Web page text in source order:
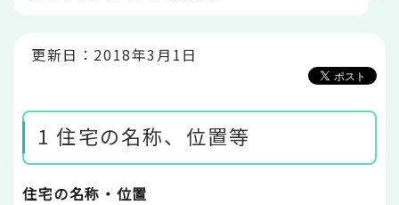
更新日：2018年3月1日
1 住宅の名称、位置等
住宅の名称・位置